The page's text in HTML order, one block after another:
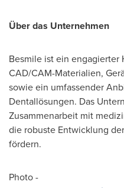
Über das Unternehmen
Besmile ist ein engagierter
CAD/CAM-Materialien,
sowie ein umfassender
Dentallösungen. Das
Zusammenarbeit mit
die robuste Entwicklung
fördern.
Photo -